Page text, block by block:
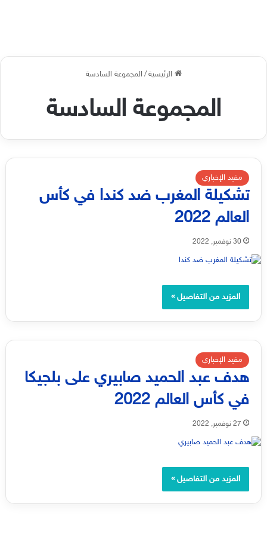
الرئيسية / المجموعة السادسة
المجموعة السادسة
مفيد الإخباري
تشكيلة المغرب ضد كندا في كأس
العالم 2022
30 نوفمبر, 2022
المزيد من التفاصيل »
مفيد الإخباري
هدف عبد الحميد صابيري على بلجيكا
في كأس العالم 2022
27 نوفمبر, 2022
المزيد من التفاصيل »